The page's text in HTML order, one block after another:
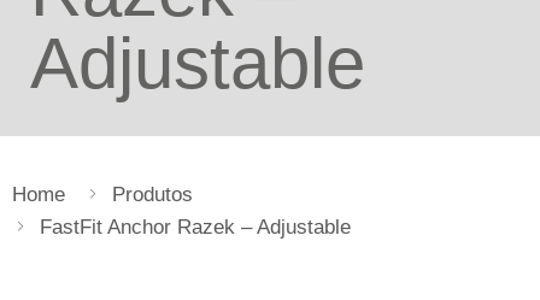
Adjustable
Home
Produtos
FastFit Anchor Razek – Adjustable